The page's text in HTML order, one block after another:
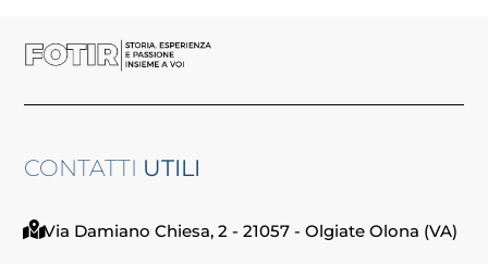
CONTATTI UTILI
Via Damiano Chiesa, 2 - 21057 - Olgiate Olona (VA)